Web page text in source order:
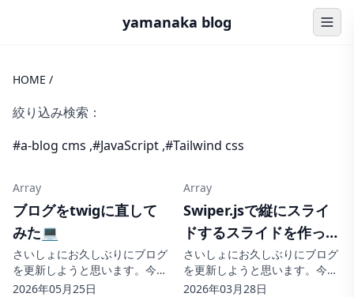
yamanaka blog
HOME /
絞り込み検索：
#a-blog cms ,#JavaScript ,#Tailwind css
Array
ブログをtwigに直して
みた💻
さいしょにお久しぶりにブログ
を更新しようと思います。今日
はブログをtiwgに直してみたの
2026年05月25日
Array
Swiper.jsで縦にスライ
ドするスライドを作って
みた💻
さいしょにお久しぶりにブログ
を更新しようと思います。今日
はSwiper.jsで縦にスライドする
2026年03月28日